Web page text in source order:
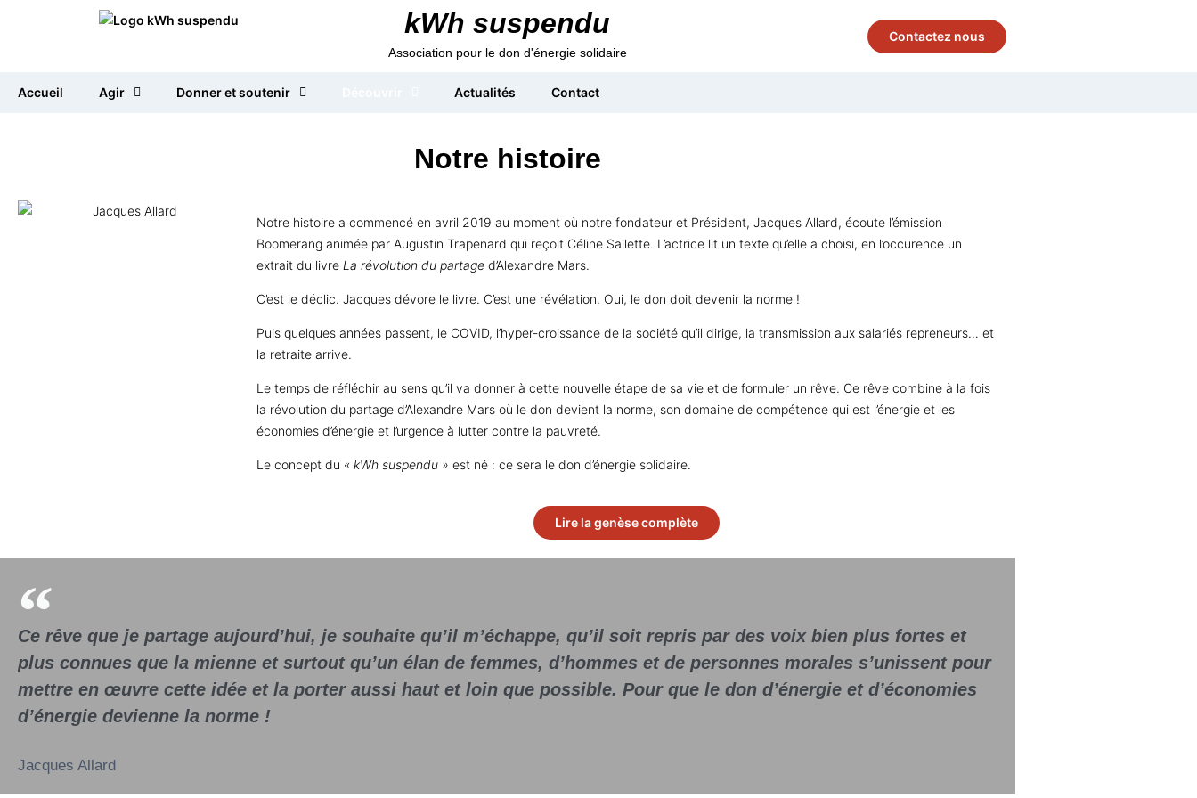
kWh suspendu
Association pour le don d'énergie solidaire
Contactez nous
Accueil Agir Donner et soutenir Actualités Contact
Notre histoire
Notre histoire a commencé en avril 2019 au moment où notre fondateur et Président, Jacques Allard, écoute l’émission
Boomerang animée par Augustin Trapenard qui reçoit Céline Sallette. L’actrice lit un texte qu’elle a choisi, en l’occurence un
extrait du livre La révolution du partage d’Alexandre Mars.
C’est le déclic. Jacques dévore le livre. C’est une révélation. Oui, le don doit devenir la norme !
Puis quelques années passent, le COVID, l’hyper-croissance de la société qu’il dirige, la transmission aux salariés repreneurs… et
la retraite arrive.
Le temps de réfléchir au sens qu’il va donner à cette nouvelle étape de sa vie et de formuler un rêve. Ce rêve combine à la fois
la révolution du partage d’Alexandre Mars où le don devient la norme, son domaine de compétence qui est l’énergie et les
économies d’énergie et l’urgence à lutter contre la pauvreté.
Le concept du « kWh suspendu » est né : ce sera le don d’énergie solidaire.
Lire la genèse complète
Ce rêve que je partage aujourd’hui, je souhaite qu’il m’échappe, qu’il soit repris par des voix bien plus fortes et
plus connues que la mienne et surtout qu’un élan de femmes, d’hommes et de personnes morales s’unissent pour
mettre en œuvre cette idée et la porter aussi haut et loin que possible. Pour que le don d’énergie et d’économies
d’énergie devienne la norme !
Jacques Allard